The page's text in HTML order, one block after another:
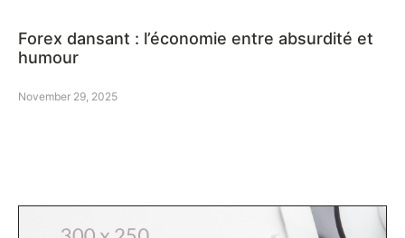
Forex dansant : l’économie entre absurdité et
humour
November 29, 2025